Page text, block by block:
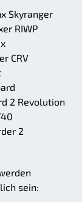
Skyranger
RIWP
CRV
2 Revolution
2
sein: